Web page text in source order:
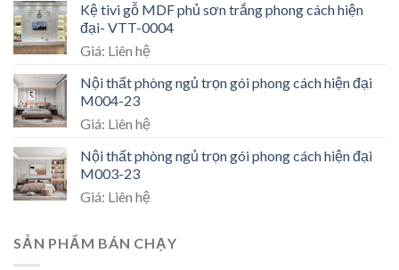
Kệ tivi gỗ MDF phủ sơn trắng phong cách hiện
đại- VTT-0004
Giá: Liên hệ
Nội thất phòng ngủ trọn gói phong cách hiện đại
M004-23
Giá: Liên hệ
Nội thất phòng ngủ trọn gói phong cách hiện đại
M003-23
Giá: Liên hệ
SẢN PHẨM BÁN CHẠY